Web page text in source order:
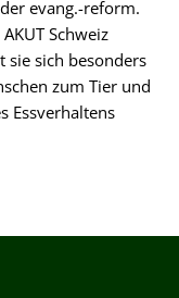
evang.-reform.
Schweiz
sie sich besonders
zum Tier und
Essverhaltens